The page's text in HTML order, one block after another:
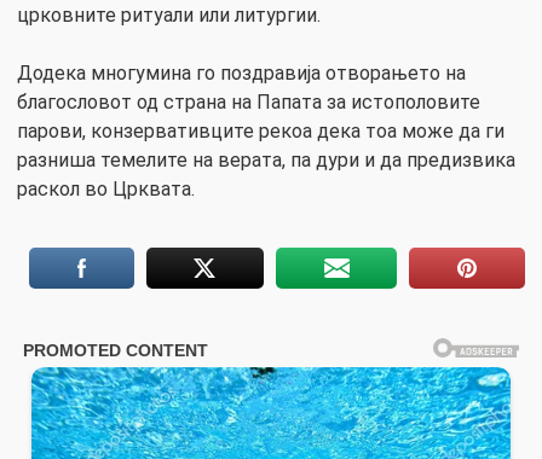
црковните ритуали или литургии.
Додека многумина го поздравија отворањето на
благословот од страна на Папата за истополовите
парови, конзервативците рекоа дека тоа може да ги
разниша темелите на верата, па дури и да предизвика
раскол во Црквата.